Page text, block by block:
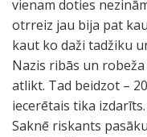
vienam doties
otrreiz jau bija pat
kaut ko daži tadžiku
Nazis ribās un
atlikt. Tad beidzot –
iecerētais tika
Saknē riskants